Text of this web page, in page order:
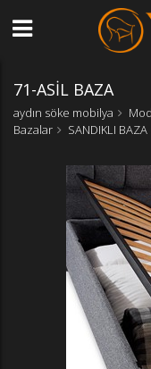
71-ASİL BAZA
aydın söke mobilya
Bazalar
SANDIKLI BAZA